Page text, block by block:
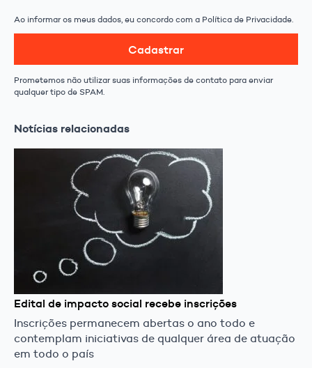
Ao informar os meus dados, eu concordo com a Política de Privacidade.
Cadastrar
Prometemos não utilizar suas informações de contato para enviar
qualquer tipo de SPAM.
Notícias relacionadas
Edital de impacto social recebe inscrições
Inscrições permanecem abertas o ano todo e
contemplam iniciativas de qualquer área de atuação
em todo o país